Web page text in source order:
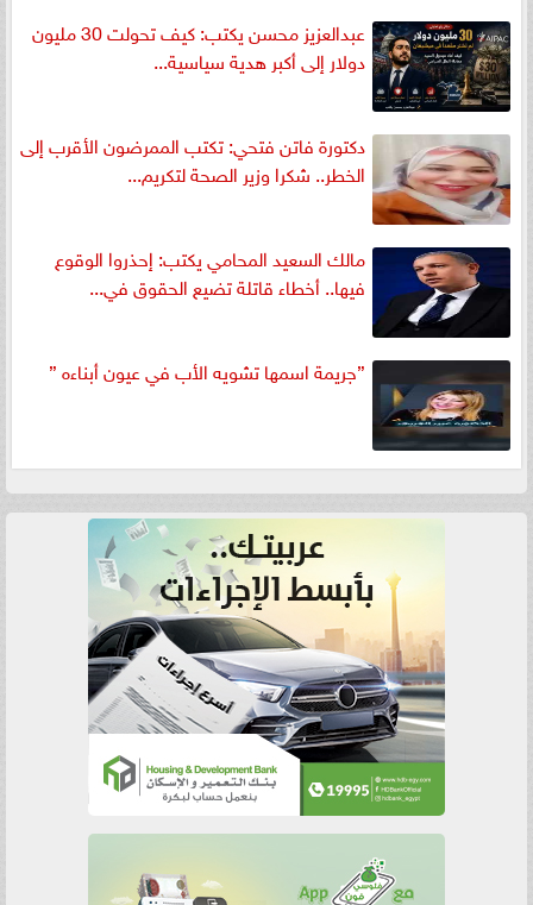
عبدالعزيز محسن يكتب: كيف تحولت 30 مليون
دولار إلى أكبر هدية سياسية...
دكتورة فاتن فتحي: تكتب الممرضون الأقرب إلى
الخطر.. شكرا وزير الصحة لتكريم...
مالك السعيد المحامي يكتب: إحذروا الوقوع
فيها.. أخطاء قاتلة تضيع الحقوق في...
”جريمة اسمها تشويه الأب في عيون أبناءه ”